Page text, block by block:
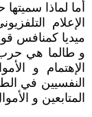
أما لماذا
الإعلام
ميديا كمنافس
و طالما هي حرب
الإهتمام و
النفسيين في
المتابعين و